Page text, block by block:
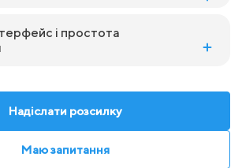
і простота
Надіслати розсилку
Маю запитання